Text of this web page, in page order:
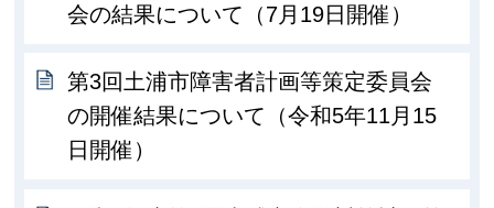
会の結果について（7月19日開催）
第3回土浦市障害者計画等策定委員会
の開催結果について（令和5年11月15
日開催）